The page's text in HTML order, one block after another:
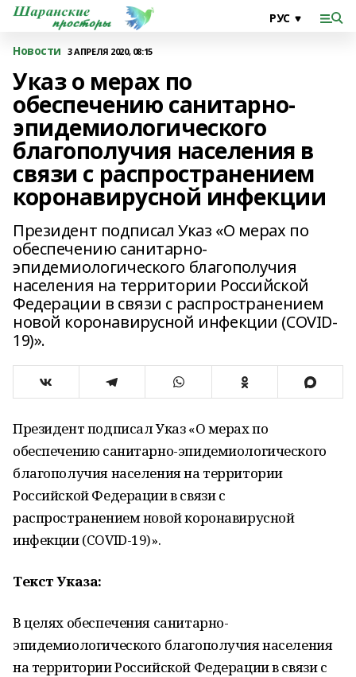
Новости 3 АПРЕЛЯ 2020, 08:15
Указ о мерах по
обеспечению санитарно-
эпидемиологического
благополучия населения в
связи с распространением
коронавирусной инфекции
Президент подписал Указ «О мерах по
обеспечению санитарно-
эпидемиологического благополучия
населения на территории Российской
Федерации в связи с распространением
новой коронавирусной инфекции (COVID-
19)».
Президент подписал Указ «О мерах по
обеспечению санитарно-эпидемиологического
благополучия населения на территории
Российской Федерации в связи с
распространением новой коронавирусной
инфекции (COVID-19)».
Текст Указа:
В целях обеспечения санитарно-
эпидемиологического благополучия населения
на территории Российской Федерации в связи с